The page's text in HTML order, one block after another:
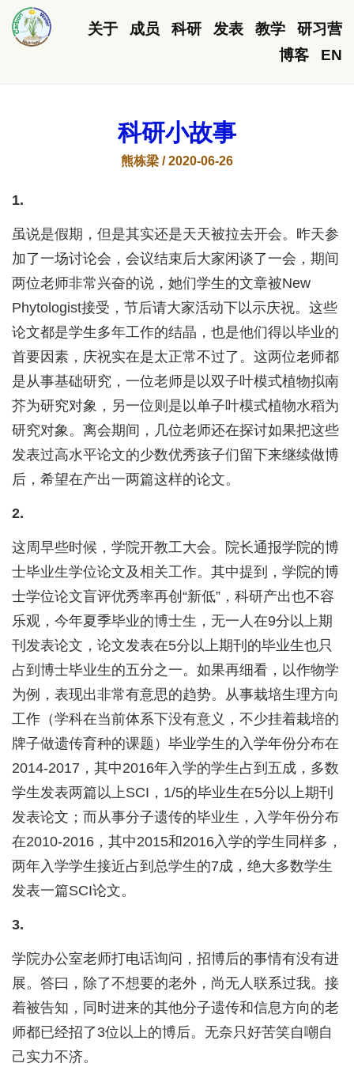
关于 成员 科研 发表 教学
研习营
博客
EN
科研小故事
熊栋梁 / 2020-06-26
1.
虽说是假期，但是其实还是天天被拉去开会。昨天参
加了一场讨论会，会议结束后大家闲谈了一会，期间
两位老师非常兴奋的说，她们学生的文章被New
Phytologist接受，节后请大家活动下以示庆祝。这些
论文都是学生多年工作的结晶，也是他们得以毕业的
首要因素，庆祝实在是太正常不过了。这两位老师都
是从事基础研究，一位老师是以双子叶模式植物拟南
芥为研究对象，另一位则是以单子叶模式植物水稻为
研究对象。离会期间，几位老师还在探讨如果把这些
发表过高水平论文的少数优秀孩子们留下来继续做博
后，希望在产出一两篇这样的论文。
2.
这周早些时候，学院开教工大会。院长通报学院的博
士毕业生学位论文及相关工作。其中提到，学院的博
士学位论文盲评优秀率再创“新低”，科研产出也不容
乐观，今年夏季毕业的博士生，无一人在9分以上期
刊发表论文，论文发表在5分以上期刊的毕业生也只
占到博士毕业生的五分之一。如果再细看，以作物学
为例，表现出非常有意思的趋势。从事栽培生理方向
工作（学科在当前体系下没有意义，不少挂着栽培的
牌子做遗传育种的课题）毕业学生的入学年份分布在
2014-2017，其中2016年入学的学生占到五成，多数
学生发表两篇以上SCI，1/5的毕业生在5分以上期刊
发表论文；而从事分子遗传的毕业生，入学年份分布
在2010-2016，其中2015和2016入学的学生同样多，
两年入学学生接近占到总学生的7成，绝大多数学生
发表一篇SCI论文。
3.
学院办公室老师打电话询问，招博后的事情有没有进
展。答曰，除了不想要的老外，尚无人联系过我。接
着被告知，同时进来的其他分子遗传和信息方向的老
师都已经招了3位以上的博后。无奈只好苦笑自嘲自
己实力不济。